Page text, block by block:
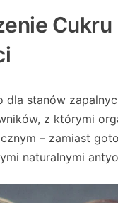
dla stanów
z którymi
– zamiast
naturalnymi